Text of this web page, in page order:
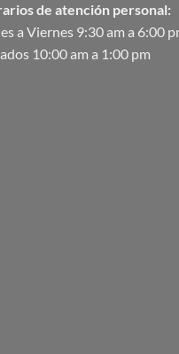
de atención personal:
a Viernes 9:30 am a 6:00
10:00 am a 1:00 pm